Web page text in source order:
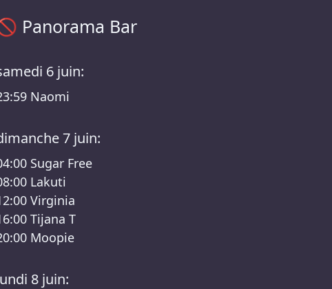
Panorama Bar – Klubnacht /Berghain Lineup
Panorama Bar
6 juin:
Naomi
7 juin:
Sugar Free
Lakuti
Virginia
Tijana T
Moopie
8 juin: